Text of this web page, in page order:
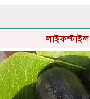
লাইফস্টাইল